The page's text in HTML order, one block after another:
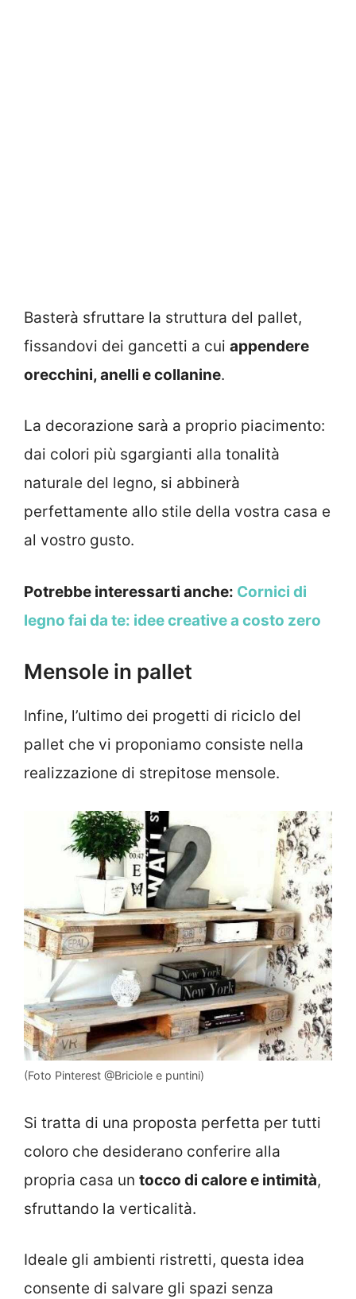
Basterà sfruttare la struttura del pallet,
fissandovi dei gancetti a cui appendere
orecchini, anelli e collanine.
La decorazione sarà a proprio piacimento:
dai colori più sgargianti alla tonalità
naturale del legno, si abbinerà
perfettamente allo stile della vostra casa e
al vostro gusto.
Potrebbe interessarti anche: Cornici di
legno fai da te: idee creative a costo zero
Mensole in pallet
Infine, l’ultimo dei progetti di riciclo del
pallet che vi proponiamo consiste nella
realizzazione di strepitose mensole.
(Foto Pinterest @Briciole e puntini)
Si tratta di una proposta perfetta per tutti
coloro che desiderano conferire alla
propria casa un tocco di calore e intimità,
sfruttando la verticalità.
Ideale gli ambienti ristretti, questa idea
consente di salvare gli spazi senza